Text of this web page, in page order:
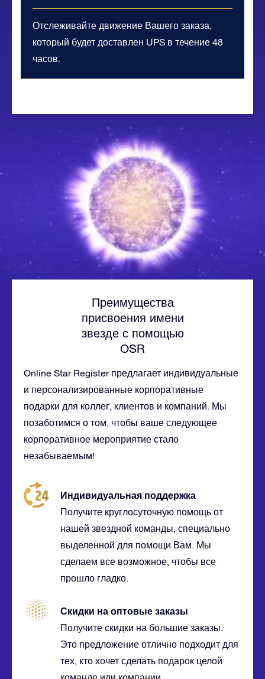
Отслеживайте движение Вашего заказа,
который будет доставлен UPS в течение 48
часов.
Преимущества
присвоения имени
звезде с помощью
OSR
Online Star Register предлагает индивидуальные
и персонализированные корпоративные
подарки для коллег, клиентов и компаний. Мы
позаботимся о том, чтобы ваше следующее
корпоративное мероприятие стало
незабываемым!
Индивидуальная поддержка
Получите круглосуточную помощь от
нашей звездной команды, специально
выделенной для помощи Вам. Мы
сделаем все возможное, чтобы все
прошло гладко.
Скидки на оптовые заказы
Получите скидки на большие заказы.
Это предложение отлично подходит для
тех, кто хочет сделать подарок целой